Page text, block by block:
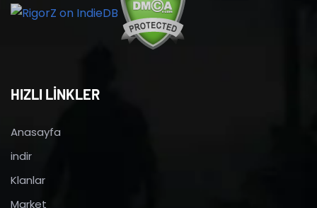
HIZLI LİNKLER
Anasayfa
indir
Klanlar
Market